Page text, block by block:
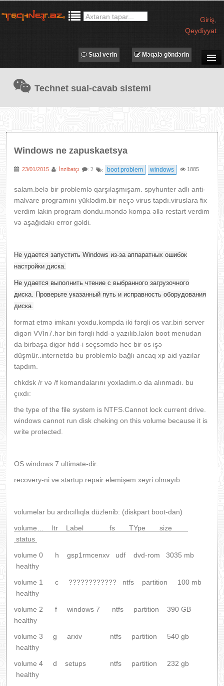
Giriş
Qeydiyyat
TECHNET TV
MƏQALƏLƏR
PROQRAMLAR
AVADANLIQLAR
IT LÜĞƏT
XƏBƏRLƏR
Məqalə göndərin
Sual verin
Technet sual-cavab sistemi
Windows ne zapuskaetsya
: 23/01/2015 : İnzibatçı : 2 : boot problem windows 1885
salam.belə bir problemlə qarşılaşmışam. spyhunter adlı anti-
malvare programını yüklədim.bir neçə virus tapdı.viruslara fix
verdim lakin program dondu.məndə kompa əllə restart verdim
və aşağıdakı error gəldi.
Не удается запустить Windows из-за аппаратных ошибок
настройки диска.
Не удается выполнить чтение с выбранного загрузочного
диска. Проверьте указанный путь и исправность оборудования
диска.
format etmə imkanı yoxdu.kompda iki fərqli os var.biri server
digəri VVİn7.hər biri fərqli hdd-ə yazılıb.lakin boot menudan
da birbaşa digər hdd-i seçsəmdə hec bir os işə
düşmür..internetdə bu problemlə bağlı ancaq xp aid yazılar
tapdım.
chkdsk /r və /f komandalarını yoxladım.o da alınmadı. bu
çıxdı:
the type of the file system is NTFS.Cannot lock current drive.
windows cannot run disk cheking on this volume because it is
write protected.
OS windows 7 ultimate-dir.
recovery-ni və startup repair eləmişəm.xeyri olmayıb.
volumelar bu ardıcıllıqla düzlənib: (diskpart boot-dan)
volume… ltr Label fs TYpe size
status
volume 0 h gsp1rmcenxv udf dvd-rom 3035 mb
healthy
volume 1 c ???????????? ntfs partition 100 mb
healthy
volume 2 f windows 7 ntfs partition 390 GB
healthy
volume 3 g arxiv ntfs partition 540 gb
healthy
volume 4 d setups ntfs partition 232 gb
healthy